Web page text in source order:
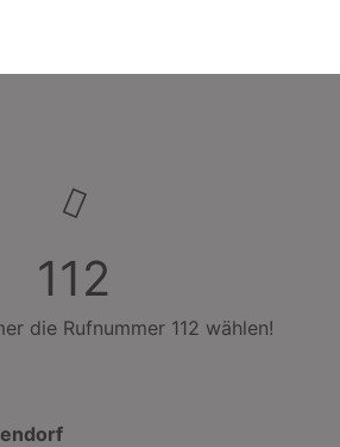
112
die Rufnummer 112 wählen!